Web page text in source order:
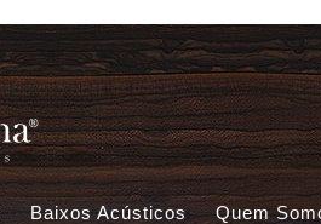
Baixos Acústicos Quem